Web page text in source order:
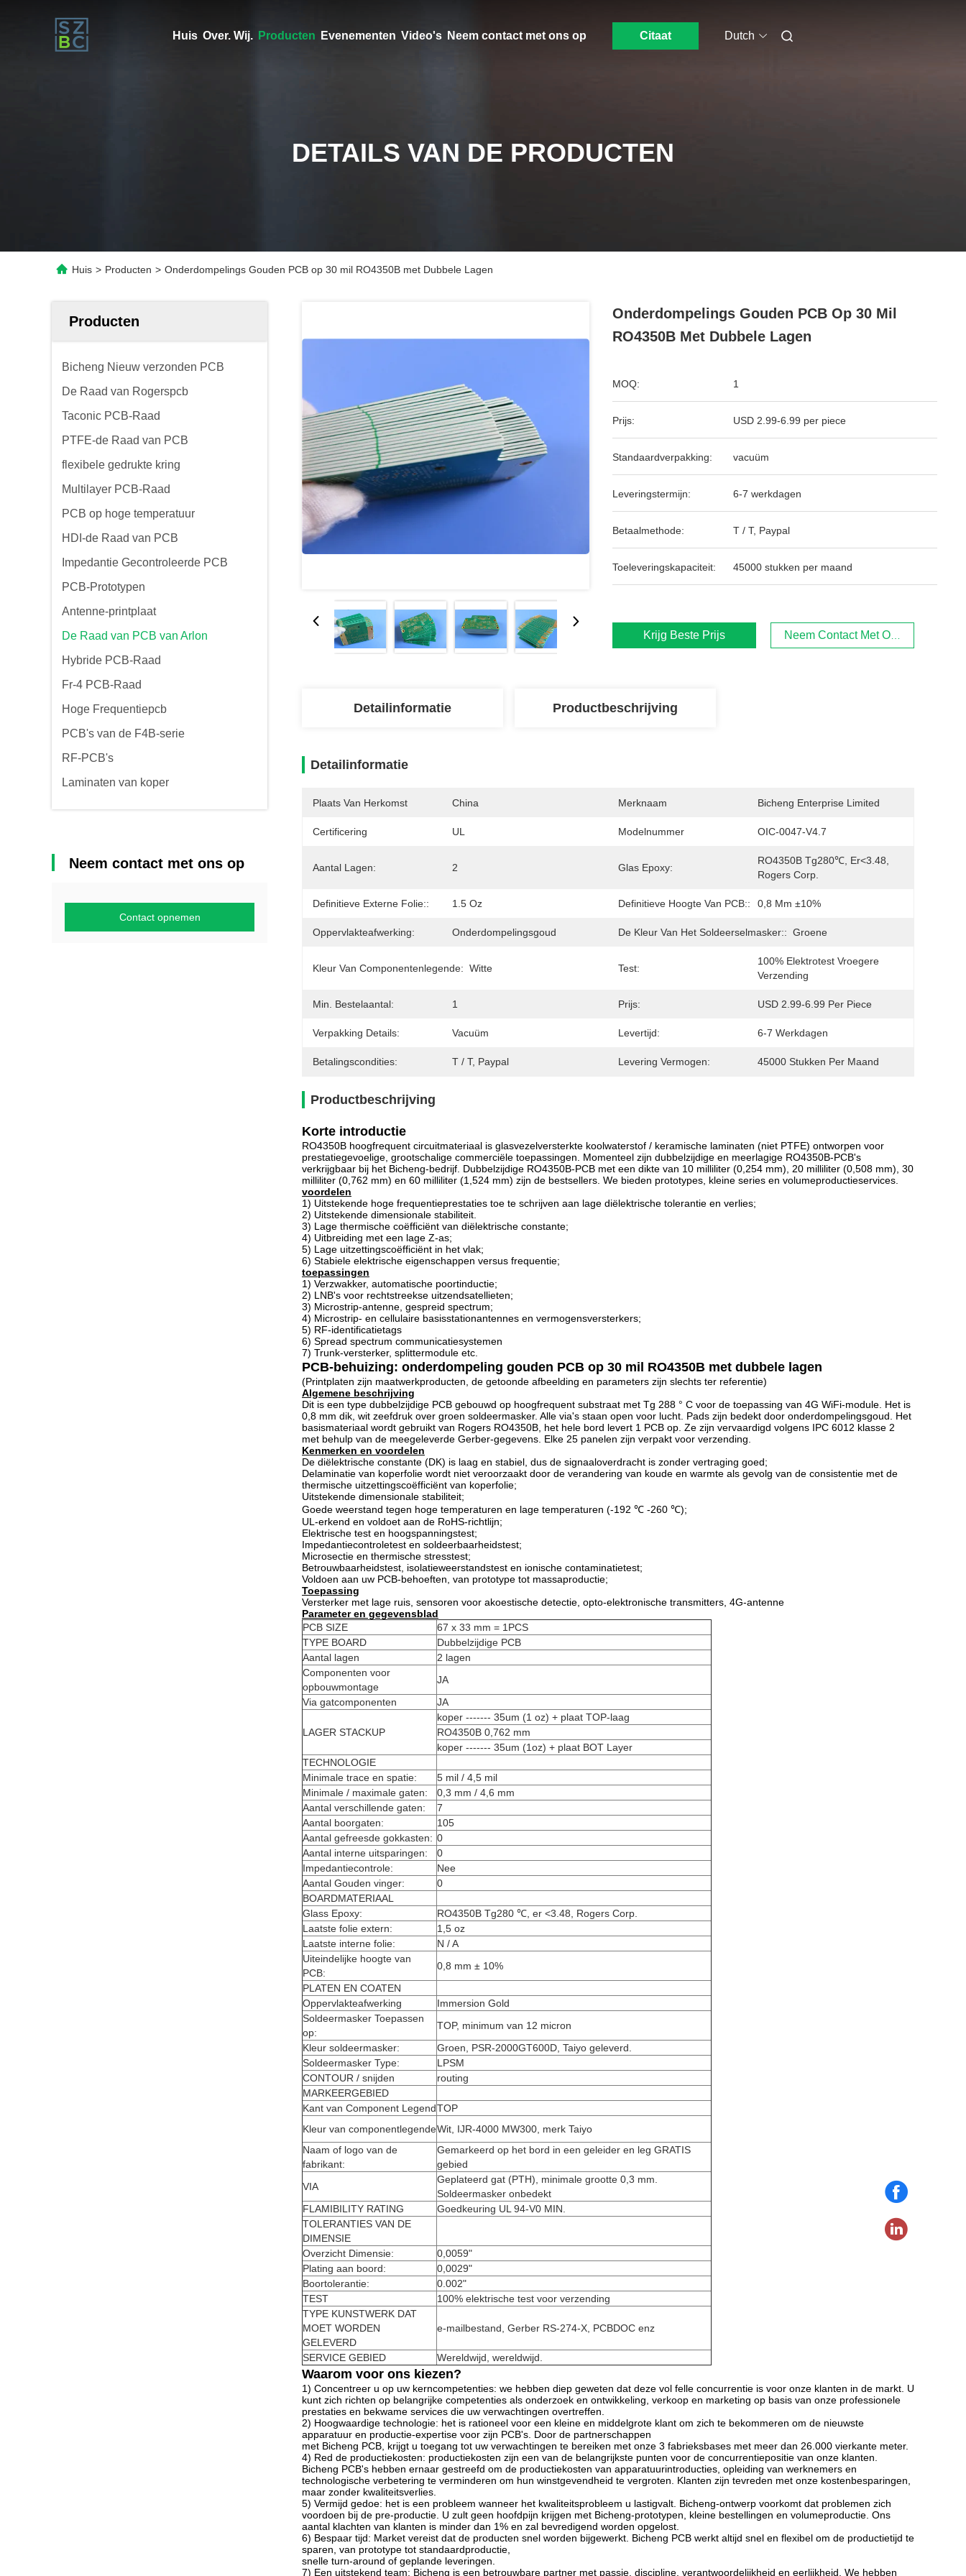
Huis Over. Wij. Producten Evenementen Video's Neem contact met ons op Citaat Dutch
DETAILS VAN DE PRODUCTEN
Huis > Producten > Onderdompelings Gouden PCB op 30 mil RO4350B met Dubbele Lagen
Producten
Bicheng Nieuw verzonden PCB
De Raad van Rogerspcb
Taconic PCB-Raad
PTFE-de Raad van PCB
flexibele gedrukte kring
Multilayer PCB-Raad
PCB op hoge temperatuur
HDI-de Raad van PCB
Impedantie Gecontroleerde PCB
PCB-Prototypen
Antenne-printplaat
De Raad van PCB van Arlon
Hybride PCB-Raad
Fr-4 PCB-Raad
Hoge Frequentiepcb
PCB's van de F4B-serie
RF-PCB's
Laminaten van koper
Neem contact met ons op
Contact opnemen
Onderdompelings Gouden PCB Op 30 Mil
RO4350B Met Dubbele Lagen
MOQ: 1
Prijs: USD 2.99-6.99 per piece
Standaardverpakking: vacuüm
Leveringstermijn: 6-7 werkdagen
Betaalmethode: T / T, Paypal
Toeleveringskapaciteit: 45000 stukken per maand
Krijg Beste Prijs Neem Contact Met Ons Op
Detailinformatie Productbeschrijving
Detailinformatie
Plaats Van Herkomst China Merknaam Bicheng Enterprise Limited
Certificering UL Modelnummer OIC-0047-V4.7
Aantal Lagen: 2 Glas Epoxy:
RO4350B Tg280℃, Er<3.48,
Rogers Corp.
Definitieve Externe Folie:: 1.5 Oz Definitieve Hoogte Van PCB:: 0,8 Mm ±10%
Oppervlakteafwerking: Onderdompelingsgoud De Kleur Van Het Soldeerselmasker:: Groene
Kleur Van Componentenlegende: Witte Test:
100% Elektrotest Vroegere
Verzending
Min. Bestelaantal: 1 Prijs: USD 2.99-6.99 Per Piece
Verpakking Details: Vacuüm Levertijd: 6-7 Werkdagen
Betalingscondities: T / T, Paypal Levering Vermogen: 45000 Stukken Per Maand
Productbeschrijving
Korte introductie
RO4350B hoogfrequent circuitmateriaal is glasvezelversterkte koolwaterstof / keramische laminaten (niet PTFE) ontworpen voor
prestatiegevoelige, grootschalige commerciële toepassingen. Momenteel zijn dubbelzijdige en meerlagige RO4350B-PCB's
verkrijgbaar bij het Bicheng-bedrijf. Dubbelzijdige RO4350B-PCB met een dikte van 10 milliliter (0,254 mm), 20 milliliter (0,508 mm), 30
milliliter (0,762 mm) en 60 milliliter (1,524 mm) zijn de bestsellers. We bieden prototypes, kleine series en volumeproductieservices.
voordelen
1) Uitstekende hoge frequentieprestaties toe te schrijven aan lage diëlektrische tolerantie en verlies;
2) Uitstekende dimensionale stabiliteit.
3) Lage thermische coëfficiënt van diëlektrische constante;
4) Uitbreiding met een lage Z-as;
5) Lage uitzettingscoëfficiënt in het vlak;
6) Stabiele elektrische eigenschappen versus frequentie;
toepassingen
1) Verzwakker, automatische poortinductie;
2) LNB's voor rechtstreekse uitzendsatellieten;
3) Microstrip-antenne, gespreid spectrum;
4) Microstrip- en cellulaire basisstationantennes en vermogensversterkers;
5) RF-identificatietags
6) Spread spectrum communicatiesystemen
7) Trunk-versterker, splittermodule etc.
PCB-behuizing: onderdompeling gouden PCB op 30 mil RO4350B met dubbele lagen
(Printplaten zijn maatwerkproducten, de getoonde afbeelding en parameters zijn slechts ter referentie)
Algemene beschrijving
Dit is een type dubbelzijdige PCB gebouwd op hoogfrequent substraat met Tg 288 ° C voor de toepassing van 4G WiFi-module. Het is
0,8 mm dik, wit zeefdruk over groen soldeermasker. Alle via's staan ​​open voor lucht. Pads zijn bedekt door onderdompelingsgoud. Het
basismateriaal wordt gebruikt van Rogers RO4350B, het hele bord levert 1 PCB op. Ze zijn vervaardigd volgens IPC 6012 klasse 2
met behulp van de meegeleverde Gerber-gegevens. Elke 25 panelen zijn verpakt voor verzending.
Kenmerken en voordelen
De diëlektrische constante (DK) is laag en stabiel, dus de signaaloverdracht is zonder vertraging goed;
Delaminatie van koperfolie wordt niet veroorzaakt door de verandering van koude en warmte als gevolg van de consistentie met de
thermische uitzettingscoëfficiënt van koperfolie;
Uitstekende dimensionale stabiliteit;
Goede weerstand tegen hoge temperaturen en lage temperaturen (-192 ℃ -260 ℃);
UL-erkend en voldoet aan de RoHS-richtlijn;
Elektrische test en hoogspanningstest;
Impedantiecontroletest en soldeerbaarheidstest;
Microsectie en thermische stresstest;
Betrouwbaarheidstest, isolatieweerstandstest en ionische contaminatietest;
Voldoen aan uw PCB-behoeften, van prototype tot massaproductie;
Toepassing
Versterker met lage ruis, sensoren voor akoestische detectie, opto-elektronische transmitters, 4G-antenne
Parameter en gegevensblad
PCB SIZE
67 x 33 mm = 1PCS
TYPE BOARD
Dubbelzijdige PCB
Aantal lagen
2 lagen
Componenten voor
opbouwmontage
JA
Via gatcomponenten
JA
LAGER STACKUP
koper ------- 35um (1 oz) + plaat TOP-laag
RO4350B 0,762 mm
koper ------- 35um (1oz) + plaat BOT Layer
TECHNOLOGIE
Minimale trace en spatie:
5 mil / 4,5 mil
Minimale / maximale gaten:
0,3 mm / 4,6 mm
Aantal verschillende gaten:
7
Aantal boorgaten:
105
Aantal gefreesde gokkasten: 0
Aantal interne uitsparingen:
0
Impedantiecontrole:
Nee
Aantal Gouden vinger:
0
BOARDMATERIAAL
Glass Epoxy:
RO4350B Tg280 ℃, er <3.48, Rogers Corp.
Laatste folie extern:
1,5 oz
Laatste interne folie:
N / A
Uiteindelijke hoogte van
PCB:
0,8 mm ± 10%
PLATEN EN COATEN
Oppervlakteafwerking
Immersion Gold
Soldeermasker Toepassen
op:
TOP, minimum van 12 micron
Kleur soldeermasker:
Groen, PSR-2000GT600D, Taiyo geleverd.
Soldeermasker Type:
LPSM
CONTOUR / snijden
routing
MARKEERGEBIED
Kant van Component LegendTOP
Kleur van componentlegendeWit, IJR-4000 MW300, merk Taiyo
Naam of logo van de
fabrikant:
Gemarkeerd op het bord in een geleider en leg GRATIS
gebied
VIA
Geplateerd gat (PTH), minimale grootte 0,3 mm.
Soldeermasker onbedekt
FLAMIBILITY RATING
Goedkeuring UL 94-V0 MIN.
TOLERANTIES VAN DE
DIMENSIE
Overzicht Dimensie:
0,0059"
Plating aan boord:
0,0029"
Boortolerantie:
0.002"
TEST
100% elektrische test voor verzending
TYPE KUNSTWERK DAT
MOET WORDEN
GELEVERD
e-mailbestand, Gerber RS-274-X, PCBDOC enz
SERVICE GEBIED Wereldwijd, wereldwijd.
Waarom voor ons kiezen?
1) Concentreer u op uw kerncompetenties: we hebben diep geweten dat deze vol felle concurrentie is voor onze klanten in de markt. U
kunt zich richten op belangrijke competenties als onderzoek en ontwikkeling, verkoop en marketing op basis van onze professionele
prestaties en bekwame services die uw verwachtingen overtreffen.
2) Hoogwaardige technologie: het is rationeel voor een kleine en middelgrote klant om zich te bekommeren om de nieuwste
apparatuur en productie-expertise voor zijn PCB's. Door de partnerschappen
met Bicheng PCB, krijgt u toegang tot uw verwachtingen te bereiken met onze 3 fabrieksbases met meer dan 26.000 vierkante meter.
4) Red de productiekosten: productiekosten zijn een van de belangrijkste punten voor de concurrentiepositie van onze klanten.
Bicheng PCB's hebben ernaar gestreefd om de productiekosten van apparatuurintroducties, opleiding van werknemers en
technologische verbetering te verminderen om hun winstgevendheid te vergroten. Klanten zijn tevreden met onze kostenbesparingen,
maar zonder kwaliteitsverlies.
5) Vermijd gedoe: het is een probleem wanneer het kwaliteitsprobleem u lastigvalt. Bicheng-ontwerp voorkomt dat problemen zich
voordoen bij de pre-productie. U zult geen hoofdpijn krijgen met Bicheng-prototypen, kleine bestellingen en volumeproductie. Ons
aantal klachten van klanten is minder dan 1% en zal bevredigend worden opgelost.
6) Bespaar tijd: Market vereist dat de producten snel worden bijgewerkt. Bicheng PCB werkt altijd snel en flexibel om de productietijd te
sparen, van prototype tot standaardproductie,
snelle turn-around of geplande leveringen.
7) Een uitstekend team: Bicheng is een betrouwbare partner met passie, discipline, verantwoordelijkheid en eerlijkheid. We hebben